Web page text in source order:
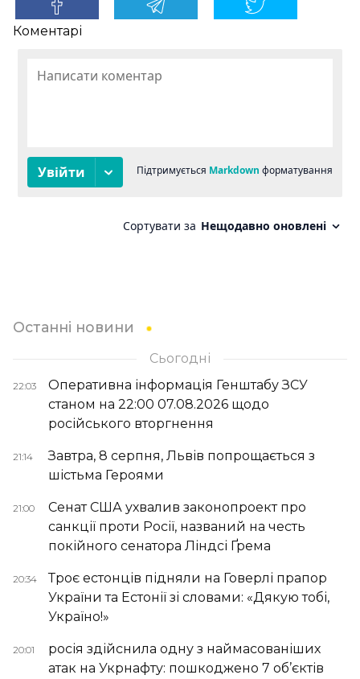
Коментарі
Останні новини
Сьогодні
22:03
Оперативна інформація Генштабу ЗСУ
станом на 22:00 07.08.2026 щодо
російського вторгнення
21:14
Завтра, 8 серпня, Львів попрощається з
шістьма Героями
21:00
Сенат США ухвалив законопроект про
санкції проти Росії, названий на честь
покійного сенатора Ліндсі Ґрема
20:34
Троє естонців підняли на Говерлі прапор
України та Естонії зі словами: «Дякую тобі,
Україно!»
20:01
росія здійснила одну з наймасованіших
атак на Укрнафту: пошкоджено 7 об’єктів